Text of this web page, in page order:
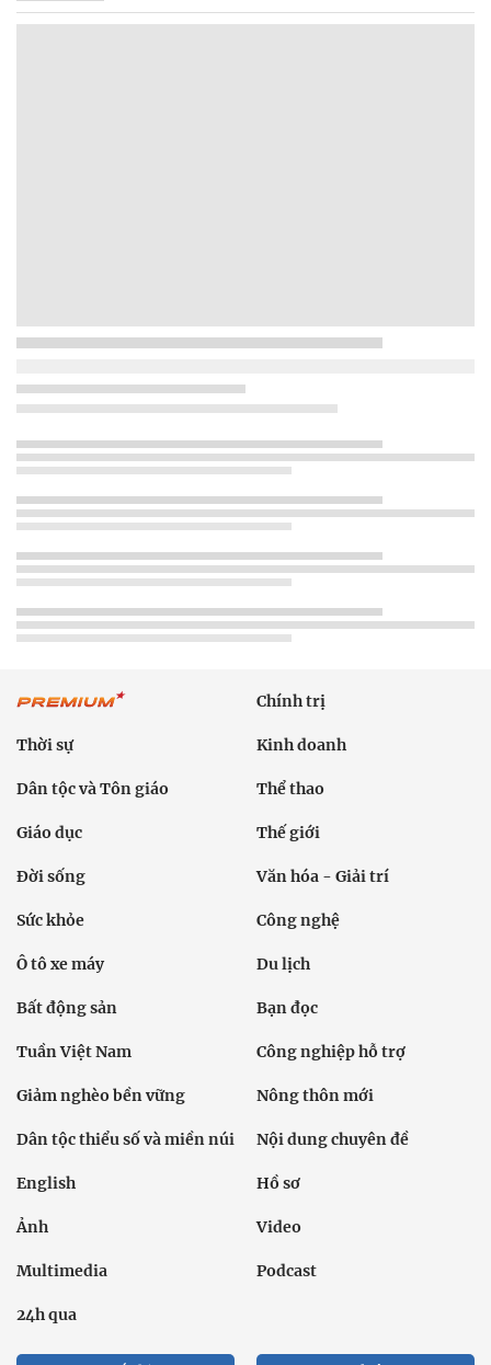
Chính trị
Thời sự Kinh doanh
Dân tộc và Tôn giáo Thể thao
Giáo dục Thế giới
Đời sống Văn hóa - Giải trí
Sức khỏe Công nghệ
Ô tô xe máy Du lịch
Bất động sản Bạn đọc
Tuần Việt Nam Công nghiệp hỗ trợ
Giảm nghèo bền vững Nông thôn mới
Dân tộc thiểu số và miền núi Nội dung chuyên đề
English Hồ sơ
Ảnh Video
Multimedia Podcast
24h qua